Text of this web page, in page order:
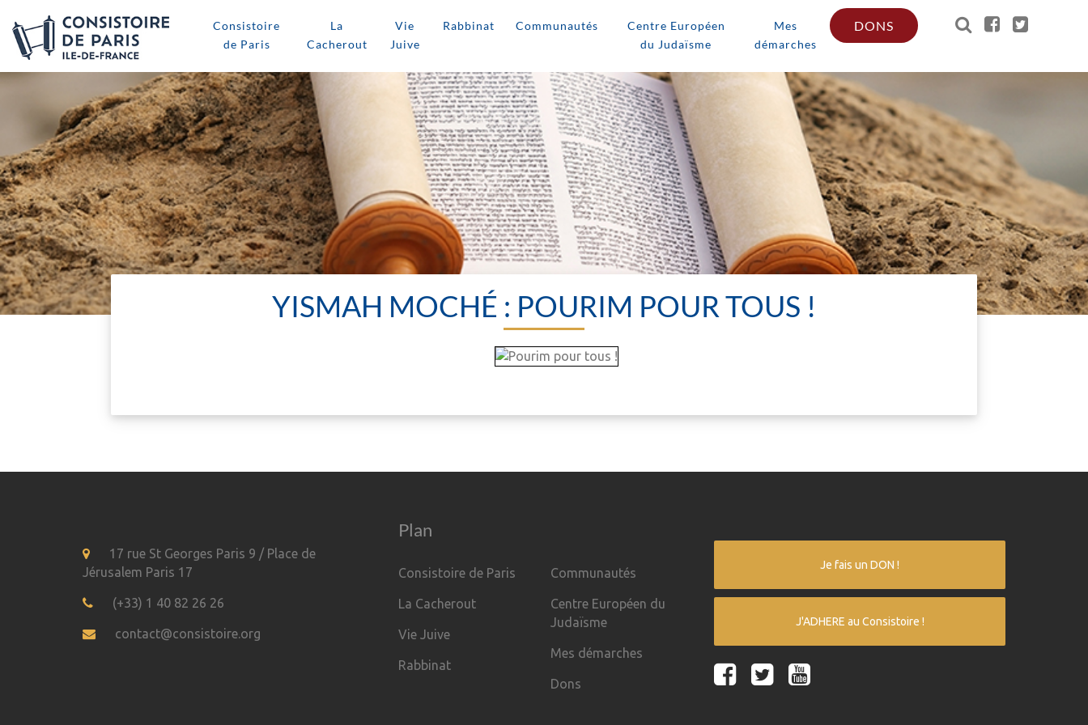
Consistoire
de Paris
La
Cacherout
Vie
Juive
Rabbinat Communautés
Centre Européen
du Judaïsme
Mes
démarches
DONS
YISMAH MOCHÉ : POURIM POUR TOUS !
17 rue St Georges Paris 9 / Place de
Jérusalem Paris 17
(+33) 1 40 82 26 26
contact@consistoire.org
Plan
Consistoire de Paris
La Cacherout
Vie Juive
Rabbinat
Communautés
Centre Européen du
Judaïsme
Mes démarches
Dons
Je fais un DON !
J'ADHERE au Consistoire !